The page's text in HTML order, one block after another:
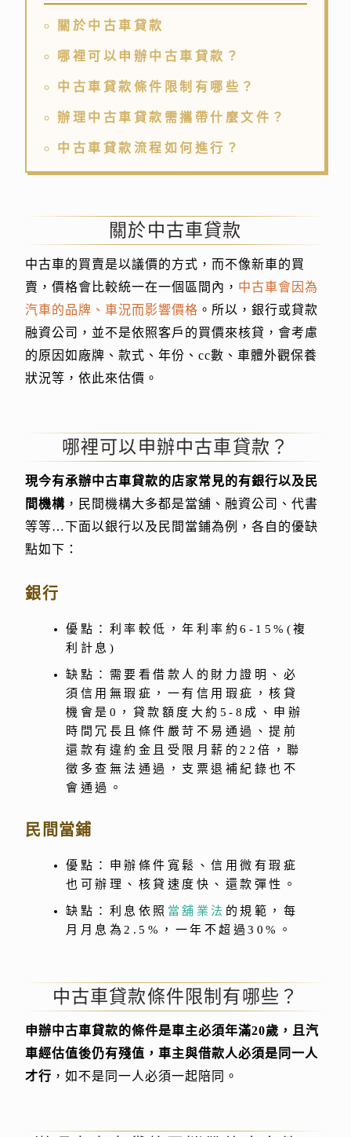
關於中古車貸款
哪裡可以申辦中古車貸款？
中古車貸款條件限制有哪些？
辦理中古車貸款需攜帶什麼文件？
中古車貸款流程如何進行？
關於中古車貸款
中古車的買賣是以議價的方式，而不像新車的買
賣，價格會比較統一在一個區間內， 中古車會因為
汽車的品牌、車況而影響價格 。所以，銀行或貸款
融資公司，並不是依照客戶的買價來核貸，會考慮
的原因如廠牌、款式、年份、cc數、車體外觀保養
狀況等，依此來估價。
哪裡可以申辦中古車貸款？
現今有承辦中古車貸款的店家常見的有銀行以及民
間機構 ，民間機構大多都是當舖、融資公司、代書
等等…下面以銀行以及民間當鋪為例，各自的優缺
點如下：
銀行
優點：利率較低，年利率約6-15%(複
利計息)
缺點：需要看借款人的財力證明、必
須信用無瑕疵，一有信用瑕疵，核貸
機會是0，貸款額度大約5-8成、申辦
時間冗長且條件嚴苛不易通過、提前
還款有違約金且受限月薪的22倍，聯
徵多查無法通過，支票退補紀錄也不
會通過。
民間當鋪
優點：申辦條件寬鬆、信用微有瑕疵
也可辦理、核貸速度快、還款彈性。
缺點：利息依照 當舖業法 的規範，每
月月息為2.5%，一年不超過30%。
中古車貸款條件限制有哪些？
申辦中古車貸款的條件是車主必須年滿20歲，且汽
車經估值後仍有殘值，車主與借款人必須是同一人
才行 ，如不是同一人必須一起陪同。